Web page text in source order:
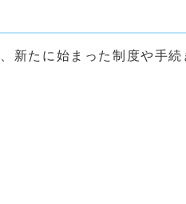
新たに始まった制度や手